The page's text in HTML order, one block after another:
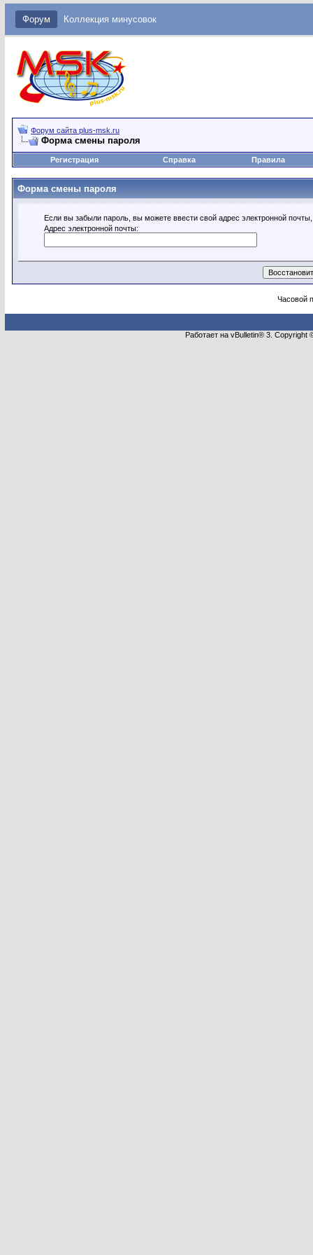
Форум Коллекция минусовок
Форум сайта plus-msk.ru
Форма смены пароля
Регистрация Справка Правила
Форма смены пароля
Если вы забыли пароль, вы можете ввести свой адрес электронной
Адрес электронной почты:
Часовой
Работает на vBulletin® 3.